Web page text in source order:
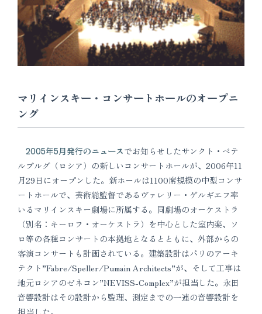
マリインスキー・コンサートホールのオープニ
ング
2005年5月発行のニュースでお知らせしたサンクト・ペテ
ルブルグ（ロシア）の新しいコンサートホールが、2006年11
月29日にオープンした。新ホールは1100席規模の中型コンサ
ートホールで、芸術総監督であるヴァレリー・ゲルギエフ率
いるマリインスキー劇場に所属する。同劇場のオーケストラ
（別名：キーロフ・オーケストラ）を中心とした室内楽、ソ
ロ等の各種コンサートの本拠地となるとともに、外部からの
客演コンサートも計画されている。建築設計はパリのアーキ
テクト”Fabre/Speller/Pumain Architects”が、そして工事は
地元ロシアのゼネコン”NEVISS-Complex”が担当した。永田
音響設計はその設計から監理、測定までの一連の音響設計を
担当した。